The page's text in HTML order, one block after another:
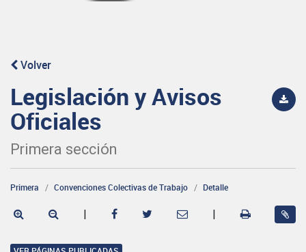
Volver
Legislación y Avisos
Oficiales
Primera sección
Primera Convenciones Colectivas de Trabajo Detalle
| |